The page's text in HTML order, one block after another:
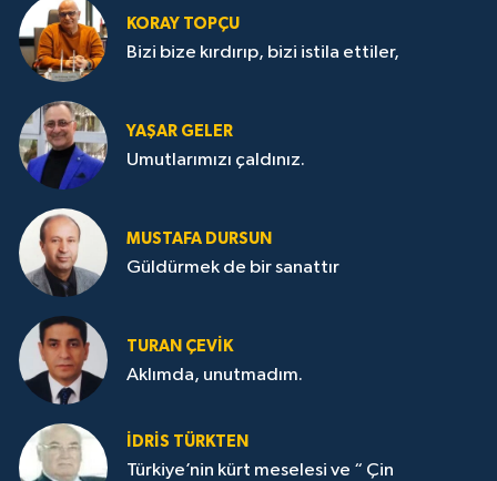
KORAY TOPÇU
Bizi bize kırdırıp, bizi istila ettiler,
YAŞAR GELER
Umutlarımızı çaldınız.
MUSTAFA DURSUN
Güldürmek de bir sanattır
TURAN ÇEVİK
Aklımda, unutmadım.
İDRİS TÜRKTEN
Türkiye’nin kürt meselesi ve “ Çin